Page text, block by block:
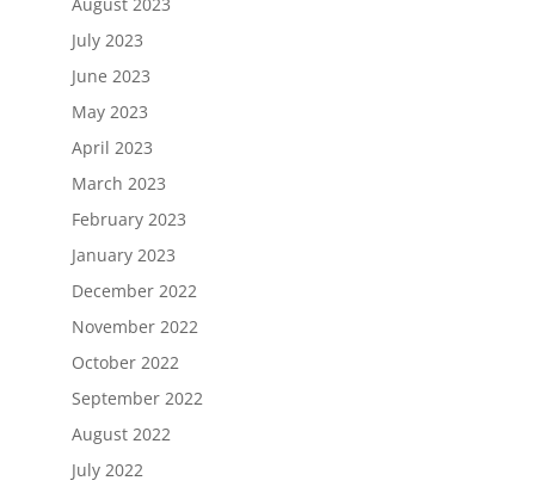
July 2023
June 2023
May 2023
April 2023
March 2023
February 2023
January 2023
December 2022
November 2022
October 2022
September 2022
August 2022
July 2022